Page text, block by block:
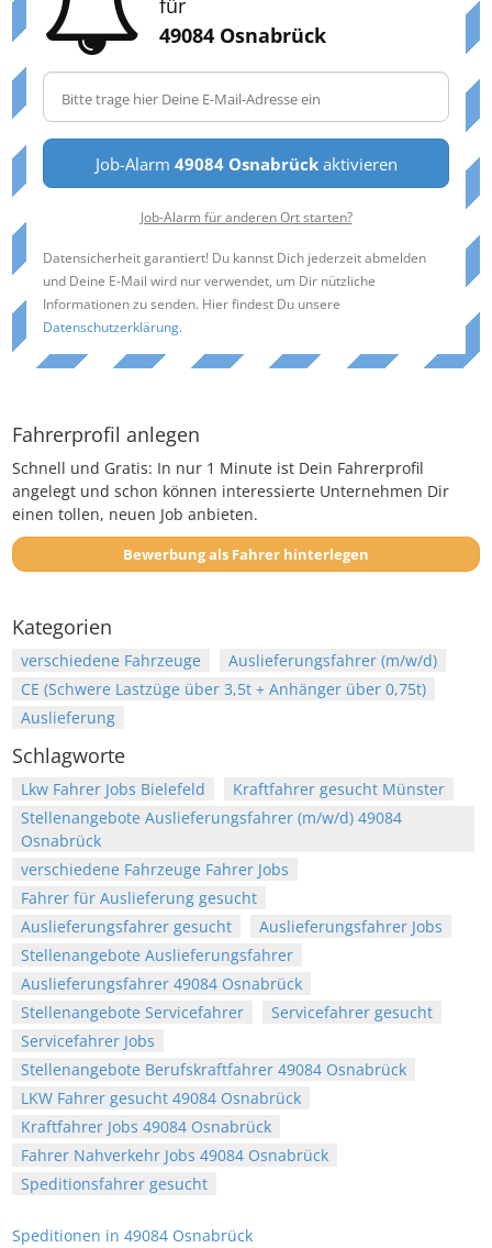
49084 Osnabrück
Job-Alarm 49084 Osnabrückaktivieren
Job-Alarm für anderen Ort starten?
Datensicherheit garantiert! Du kannst Dich jederzeit abmelden
und Deine E-Mail wird nur verwendet, um Dir nützliche
Informationen zu senden. Hier findest Du unsere
Datenschutzerklärung.
Fahrerprofil anlegen
Schnell und Gratis: In nur 1 Minute ist Dein Fahrerprofil
angelegt und schon können interessierte Unternehmen Dir
einen tollen, neuen Job anbieten.
Bewerbung als Fahrer hinterlegen
Kategorien
verschiedene Fahrzeuge
Auslieferungsfahrer (m/w/d)
CE (Schwere Lastzüge über 3,5t + Anhänger über 0,75t)
Auslieferung
Schlagworte
Lkw Fahrer Jobs Bielefeld
Kraftfahrer gesucht Münster
Stellenangebote Auslieferungsfahrer (m/w/d) 49084
Osnabrück
verschiedene Fahrzeuge Fahrer Jobs
Fahrer für Auslieferung gesucht
Auslieferungsfahrer gesucht
Auslieferungsfahrer Jobs
Stellenangebote Auslieferungsfahrer
Auslieferungsfahrer 49084 Osnabrück
Stellenangebote Servicefahrer
Servicefahrer gesucht
Servicefahrer Jobs
Stellenangebote Berufskraftfahrer 49084 Osnabrück
LKW Fahrer gesucht 49084 Osnabrück
Kraftfahrer Jobs 49084 Osnabrück
Fahrer Nahverkehr Jobs 49084 Osnabrück
Speditionsfahrer gesucht
Speditionen in 49084 Osnabrück